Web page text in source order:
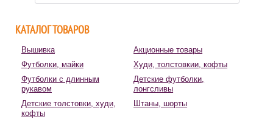
КАТАЛОГ ТОВАРОВ
Вышивка
Акционные товары
Футболки, майки
Худи, толстовкии, кофты
Футболки с длинным
рукавом
Детские футболки,
лонгсливы
Детские толстовки, худи,
кофты
Штаны, шорты